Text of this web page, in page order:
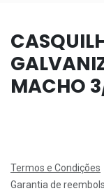
MACHO
Termos e Condições
Garantia de